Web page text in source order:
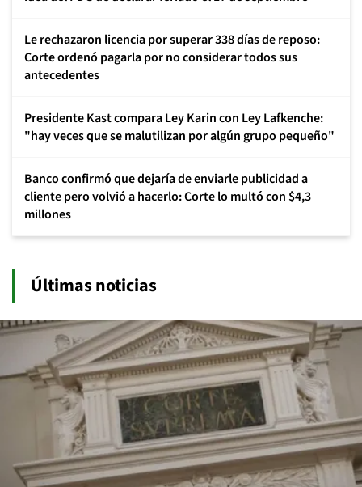
Le rechazaron licencia por superar 338 días de reposo:
Corte ordenó pagarla por no considerar todos sus
antecedentes
Presidente Kast compara Ley Karin con Ley Lafkenche:
"hay veces que se malutilizan por algún grupo pequeño"
Banco confirmó que dejaría de enviarle publicidad a
cliente pero volvió a hacerlo: Corte lo multó con $4,3
millones
Últimas noticias